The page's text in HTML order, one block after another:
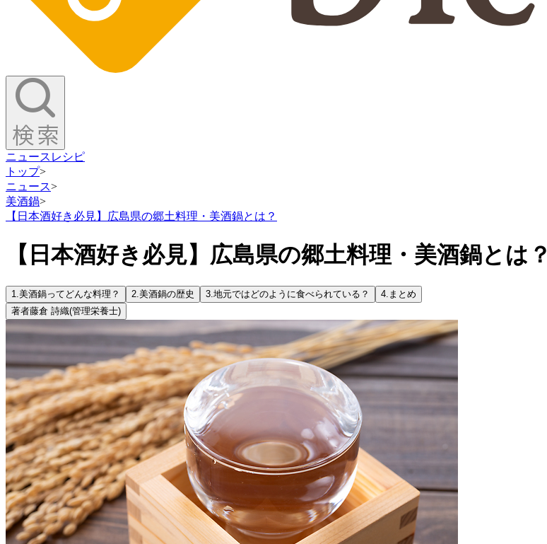
ニュース レシピ
トップ>
ニュース>
美酒鍋>
【日本酒好き必見】広島県の郷土料理・美酒鍋とは？
【日本酒好き必見】広島県の郷土料理・美酒鍋とは？
1.美酒鍋ってどんな料理？ 2.美酒鍋の歴史 3.地元ではどのように食べられている？ 4. まとめ
著者藤倉 詩織(管理栄養士)